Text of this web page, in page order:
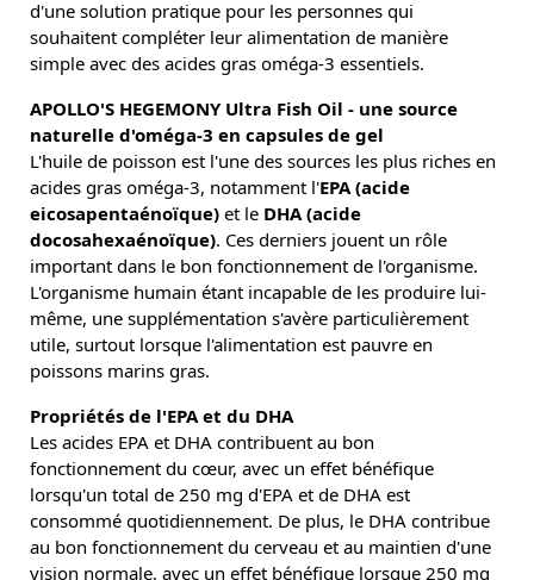
d'une solution pratique pour les personnes qui
souhaitent compléter leur alimentation de manière
simple avec des acides gras oméga-3 essentiels.
APOLLO'S HEGEMONY Ultra Fish Oil - une source
naturelle d'oméga-3 en capsules de gel
L'huile de poisson est l'une des sources les plus riches en
acides gras oméga-3, notamment l'EPA (acide
eicosapentaénoïque) et le DHA (acide
docosahexaénoïque). Ces derniers jouent un rôle
important dans le bon fonctionnement de l'organisme.
L'organisme humain étant incapable de les produire lui-
même, une supplémentation s'avère particulièrement
utile, surtout lorsque l'alimentation est pauvre en
poissons marins gras.
Propriétés de l'EPA et du DHA
Les acides EPA et DHA contribuent au bon
fonctionnement du cœur, avec un effet bénéfique
lorsqu'un total de 250 mg d'EPA et de DHA est
consommé quotidiennement. De plus, le DHA contribue
au bon fonctionnement du cerveau et au maintien d'une
vision normale, avec un effet bénéfique lorsque 250 mg